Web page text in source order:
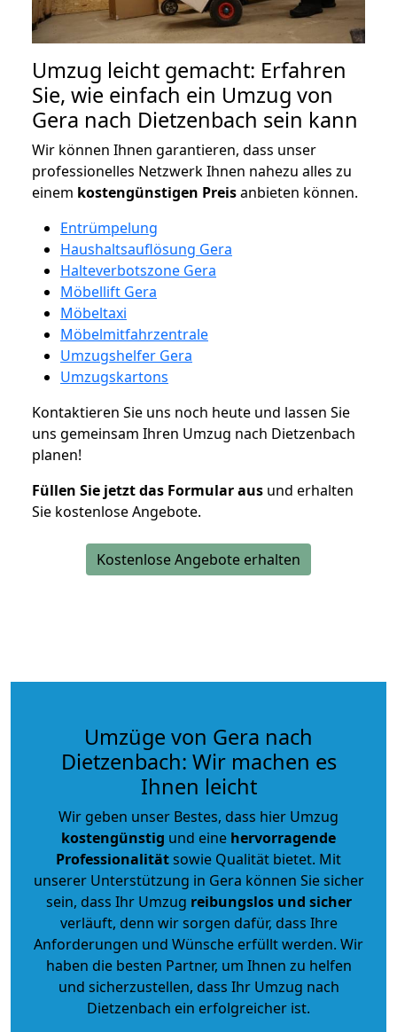
Umzug leicht gemacht: Erfahren
Sie, wie einfach ein Umzug von
Gera nach Dietzenbach sein kann
Wir können Ihnen garantieren, dass unser
professionelles Netzwerk Ihnen nahezu alles zu
einem kostengünstigen Preisanbieten können.
Entrümpelung
Haushaltsauflösung Gera
Halteverbotszone Gera
Möbellift Gera
Möbeltaxi
Möbelmitfahrzentrale
Umzugshelfer Gera
Umzugskartons
Kontaktieren Sie uns noch heute und lassen Sie
uns gemeinsam Ihren Umzug nach Dietzenbach
planen!
Füllen Sie jetzt das Formular aus und erhalten
Sie kostenlose Angebote.
Kostenlose Angebote erhalten
Umzüge von Gera nach
Dietzenbach: Wir machen es
Ihnen leicht
Wir geben unser Bestes, dass hier Umzug
kostengünstig und eine hervorragende
Professionalitätsowie Qualität bietet. Mit
unserer Unterstützung in Gera können Sie sicher
sein, dass Ihr Umzug reibungslos und sicher
verläuft, denn wir sorgen dafür, dass Ihre
Anforderungen und Wünsche erfüllt werden. Wir
haben die besten Partner, um Ihnen zu helfen
und sicherzustellen, dass Ihr Umzug nach
Dietzenbach ein erfolgreicher ist.